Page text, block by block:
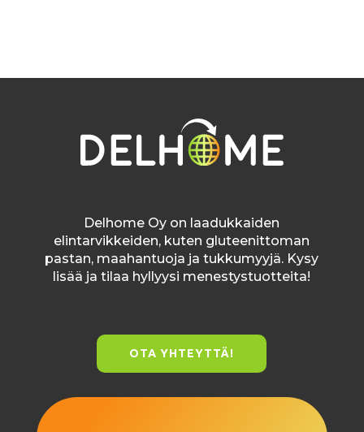
Delhome Oy on laadukkaiden
elintarvikkeiden, kuten gluteenittoman
pastan, maahantuoja ja tukkumyyjä. Kysy
lisää ja tilaa hyllyysi menestystuotteita!
OTA YHTEYTTÄ!